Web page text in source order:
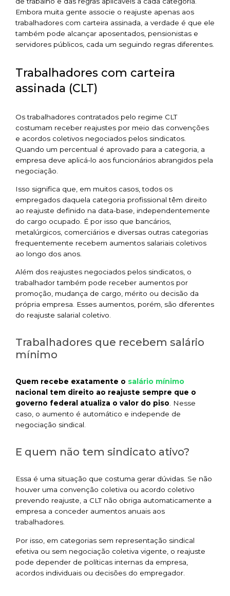
Embora muita gente associe o reajuste apenas aos
trabalhadores com carteira assinada, a verdade é que ele
também pode alcançar aposentados, pensionistas e
servidores públicos, cada um seguindo regras diferentes.
Trabalhadores com carteira
assinada (CLT)
Os trabalhadores contratados pelo regime CLT
costumam receber reajustes por meio das convenções
e acordos coletivos negociados pelos sindicatos.
Quando um percentual é aprovado para a categoria, a
empresa deve aplicá-lo aos funcionários abrangidos pela
negociação.
Isso significa que, em muitos casos, todos os
empregados daquela categoria profissional têm direito
ao reajuste definido na data-base, independentemente
do cargo ocupado. É por isso que bancários,
metalúrgicos, comerciários e diversas outras categorias
frequentemente recebem aumentos salariais coletivos
ao longo dos anos.
Além dos reajustes negociados pelos sindicatos, o
trabalhador também pode receber aumentos por
promoção, mudança de cargo, mérito ou decisão da
própria empresa. Esses aumentos, porém, são diferentes
do reajuste salarial coletivo.
Trabalhadores que recebem salário
mínimo
Quem recebe exatamente o salário mínimo
nacional tem direito ao reajuste sempre que o
governo federal atualiza o valor do piso. Nesse
caso, o aumento é automático e independe de
negociação sindical.
E quem não tem sindicato ativo?
Essa é uma situação que costuma gerar dúvidas. Se não
houver uma convenção coletiva ou acordo coletivo
prevendo reajuste, a CLT não obriga automaticamente a
empresa a conceder aumentos anuais aos
trabalhadores.
Por isso, em categorias sem representação sindical
efetiva ou sem negociação coletiva vigente, o reajuste
pode depender de políticas internas da empresa,
acordos individuais ou decisões do empregador.